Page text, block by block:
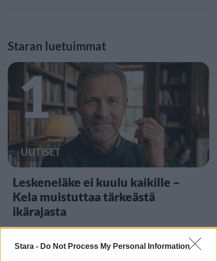
Stara - Do Not Process My Personal Information
Staran luetuimmat
1
UUTISET
Leskeneläke ei kuulu kaikille –
Kela muistuttaa tärkeästä
ikärajasta